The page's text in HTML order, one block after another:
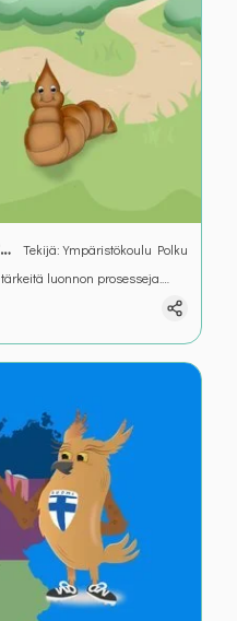
Tekijä:Ympäristökoulu Polku
luonnon prosesseja.